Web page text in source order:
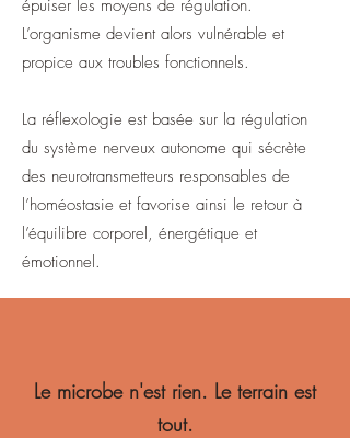
épuiser les moyens de régulation.
L’organisme devient alors vulnérable et
propice aux troubles fonctionnels.
La réflexologie est basée sur la régulation
du système nerveux autonome qui sécrète
des neurotransmetteurs responsables de
l’homéostasie et favorise ainsi le retour à
l’équilibre corporel, énergétique et
émotionnel.
Le microbe n'est rien. Le terrain est
tout.